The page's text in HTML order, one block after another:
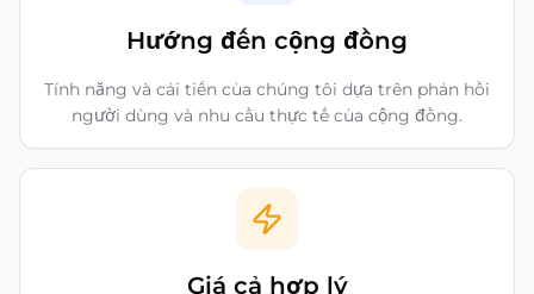
Hướng đến cộng đồng
Tính năng và cải tiến của chúng tôi dựa trên phản hồi
người dùng và nhu cầu thực tế của cộng đồng.
Giá cả hợp lý